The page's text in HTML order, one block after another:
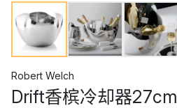
Robert Welch
Drift香槟冷却器27cm